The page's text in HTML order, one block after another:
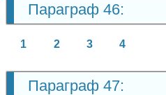
Параграф 46:
1 2 3 4
Параграф 47: